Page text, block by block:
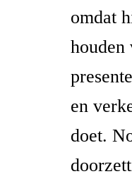
omdat
houden
en
doet.